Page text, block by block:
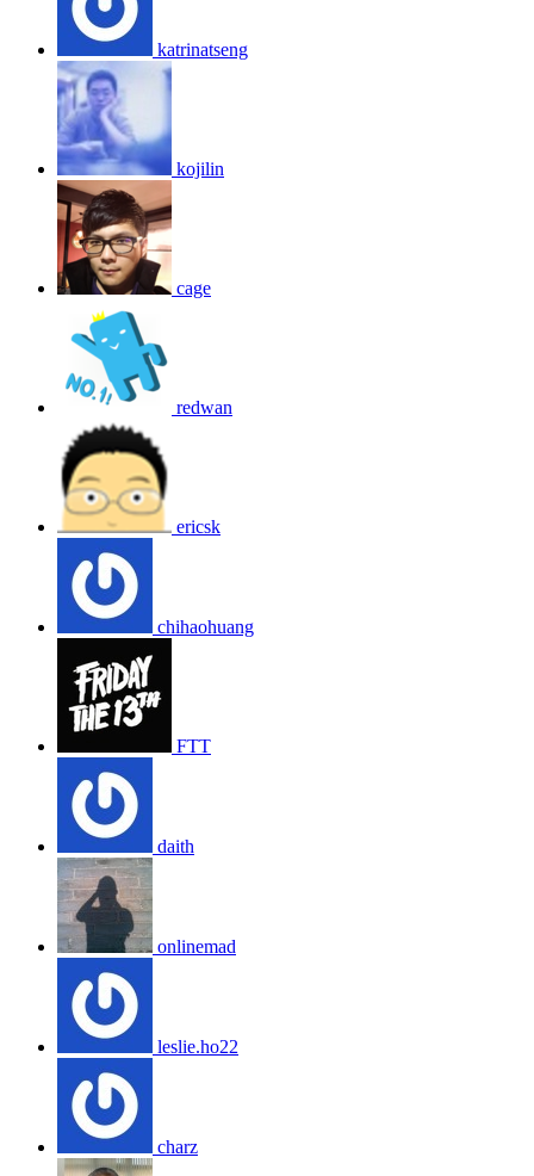
katrinatseng
kojilin
cage
redwan
ericsk
chihaohuang
FTT
daith
onlinemad
leslie.ho22
charz